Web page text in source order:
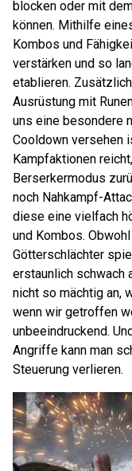
blocken oder mit
können. Mithilfe
Kombos und
verstärken und so
etablieren.
Ausrüstung mit
uns eine besondere
Cooldown versehen
Kampfaktionen
Berserkermodus
noch Nahkampf-
diese eine vielfach
und Kombos.
Götterschlächter
erstaunlich schwach
nicht so mächtig an,
wenn wir getroffen
unbeeindruckend.
Angriffe kann man
Steuerung verlieren.